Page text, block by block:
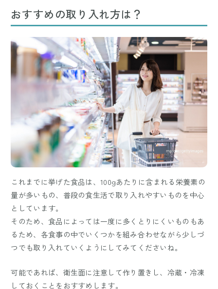
おすすめの取り入れ方は？
これまでに挙げた食品は、100gあたりに含まれる栄養素の
量が多いもの、普段の食生活で取り入れやすいものを中心
としています。
そのため、食品によっては一度に多くとりにくいものもあ
るため、各食事の中でいくつかを組み合わせながら少しづ
つでも取り入れていくようにしてみてくださいね。
可能であれば、衛生面に注意して作り置きし、冷蔵・冷凍
しておくことをおすすめします。